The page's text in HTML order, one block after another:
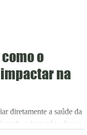
o
na
diretamente a saúde da
o item não oferece